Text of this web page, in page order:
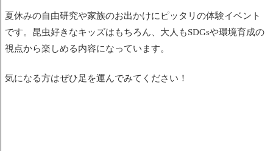
夏休みの自由研究や家族のお出かけにピッタリの体験イベント
です。昆虫好きなキッズはもちろん、大人もSDGsや環境育成の
視点から楽しめる内容になっています。
気になる方はぜひ足を運んでみてください！